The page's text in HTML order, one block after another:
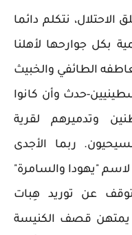
نتكلم دائما
بكل جوارحها لأهلنا
الطائفي والخبيث
حدث وأن كانوا
وتدميرهم لقرية
ربما الأجدى
"يهودا والسامرة"
عن توريد هِبات
يمتهن قصف الكنيسة